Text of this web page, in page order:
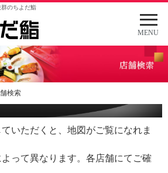
メ
ニ
ュ
を
MENU
のちよだ鮨
検索
いただくと、地図がご覧になれま
って異なります。各店舗にてご確